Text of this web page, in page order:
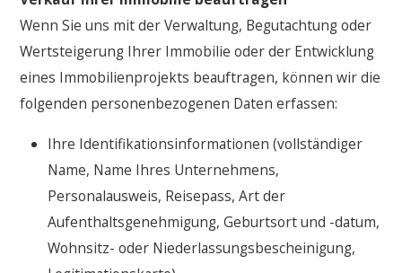
Wenn Sie uns mit der Verwaltung, Begutachtung oder
Wertsteigerung Ihrer Immobilie oder der Entwicklung
eines Immobilienprojekts beauftragen, können wir die
folgenden personenbezogenen Daten erfassen:
Ihre Identifikationsinformationen (vollständiger
Name, Name Ihres Unternehmens,
Personalausweis, Reisepass, Art der
Aufenthaltsgenehmigung, Geburtsort und -datum,
Wohnsitz- oder Niederlassungsbescheinigung,